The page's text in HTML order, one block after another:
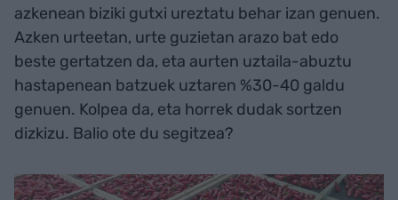
azkenean biziki gutxi ureztatu behar izan genuen.
Azken urteetan, urte guzietan arazo bat edo
beste gertatzen da, eta aurten uztaila-abuztu
hastapenean batzuek uztaren %30-40 galdu
genuen. Kolpea da, eta horrek dudak sortzen
dizkizu. Balio ote du segitzea?